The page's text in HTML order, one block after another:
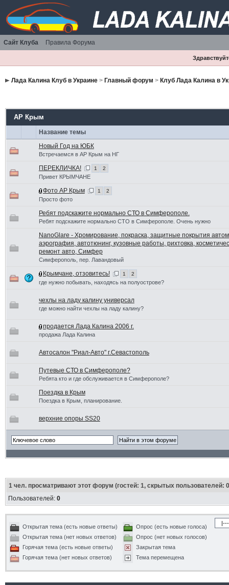
Сайт Клуба Правила Форума
Лада Калина Клуб в Украине> Главный форум > Клуб Лада Калина в
АР Крым
Название темы
Новый Год на ЮБК
Встречаемся в АР Крым на НГ
ПЕРЕКЛИЧКА! 1 2
Привет КРЫМЧАНЕ
Фото АР Крым 1 2
Просто фото
Ребят подскажите нормально СТО в Симферополе.
Ребят подскажите нормально СТО в Симферополе. Очень нужно
NanoGlare - Хромирование, покраска, защитные покрытия
аэрография, автотюнинг, кузовные работы, рихтовка,
ремонт авто, Симфер
Симферополь, пер. Лавандовый
Крымчане, отзовитесь! 1 2
где нужно побывать, находясь на полуострове?
чехлы на ладу калину универсал
где можно найти чехлы на ладу калину?
продается Лада Калина 2006 г.
продажа Лада Калина
Автосалон "Риал-Авто" г.Севастополь
Путевые СТО в Симферополе?
Ребята кто и где обслуживается в Симферополе?
Поездка в Крым
Поездка в Крым, планирование.
верхние опоры SS20
1чел. просматривают этот форум (гостей: 1, скрытых пользователей:
Пользователей: 0
Открытая тема (есть новые ответы)
Открытая тема (нет новых ответов)
Горячая тема (есть новые ответы)
Горячая тема (нет новых ответов)
Опрос (есть новые голоса)
Опрос (нет новых голосов)
Закрытая тема
Тема перемещена